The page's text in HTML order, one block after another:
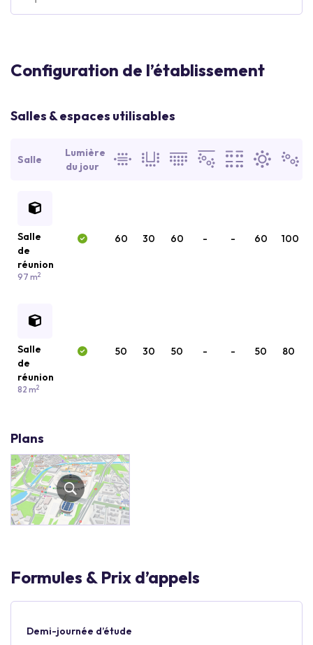
Configuration de l’établissement
Salles & espaces utilisables
Salle
Lumière
du jour
Salle
de
réunion
97 m2
60 30 60 - - 60 100
Salle
de
réunion
82 m2
50 30 50 - - 50 80
Plans
Formules & Prix d’appels
Demi-journée d’étude